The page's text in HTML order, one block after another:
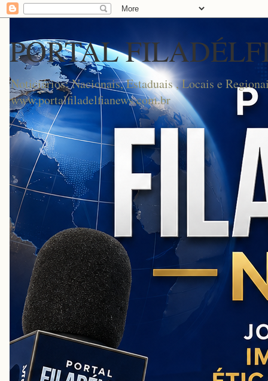
PORTAL
Noticiários: Nacionais, Estaduais , Locais e
www.portalfiladelfianews.com.br